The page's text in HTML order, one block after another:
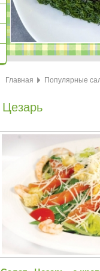
Главная Популярные
Цезарь